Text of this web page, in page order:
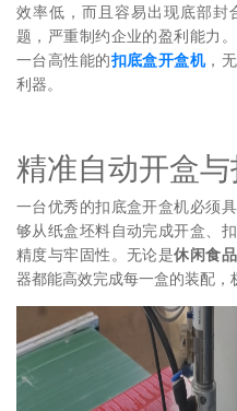
效率低，而且容易出现底部封
题，严重制约企业的盈利能力
一台高性能的扣底盒开盒机，
利器。
精准自动开盒
一台优秀的扣底盒开盒机必须
够从纸盒坯料自动完成开盒、
精度与牢固性。无论是休闲食
器都能高效完成每一盒的装配，